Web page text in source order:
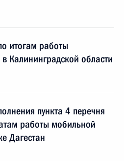
итогам работы
Калининградской области
пункта 4 перечня
работы мобильной
Дагестан